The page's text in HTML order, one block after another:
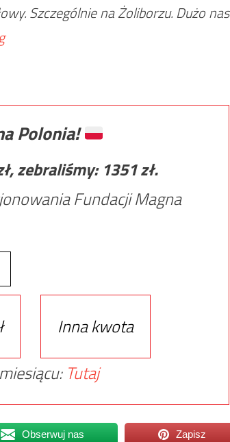
Szczególnie na Żoliborzu. Dużo nas
Polonia!
zebraliśmy: 1351zł.
Fundacji Magna
Inna kwota
Tutaj
Obserwuj nas Zapisz